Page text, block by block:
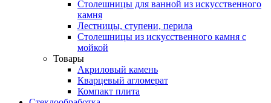
Столешницы для ванной из искусственного
камня
Лестницы, ступени, перила
Столешницы из искусственного камня с
мойкой
Товары
Акриловый камень
Кварцевый агломерат
Компакт плита